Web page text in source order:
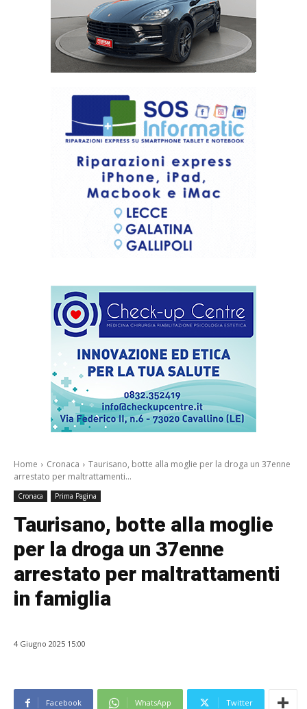
Home Cronaca
Taurisano, botte alla moglie per la droga un 37enne
arrestato per maltrattamenti...
Cronaca Prima Pagina
Taurisano, botte alla moglie
per la droga un 37enne
arrestato per maltrattamenti
in famiglia
4 Giugno 2025 15:00
Facebook WhatsApp Twitter